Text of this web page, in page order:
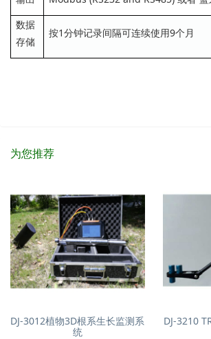
数据
存储
按1分钟记录间隔可连续使用9个月
为您推荐
DJ-3012植物3D根系生长监测系
统
DJ-3210